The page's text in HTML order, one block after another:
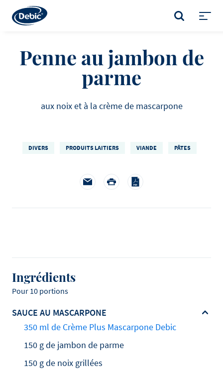
main
RECHERCHE
Penne au jambon de
parme
aux noix et à la crème de mascarpone
DIVERS PRODUITS LAITIERS VIANDE PÂTES
Ingrédients
Pour 10 portions
SAUCE AU MASCARPONE
350 ml de Crème Plus Mascarpone Debic
150 g de jambon de parme
150 g de noix grillées